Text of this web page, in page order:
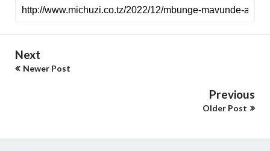
Next
Newer Post
Previous
Older Post